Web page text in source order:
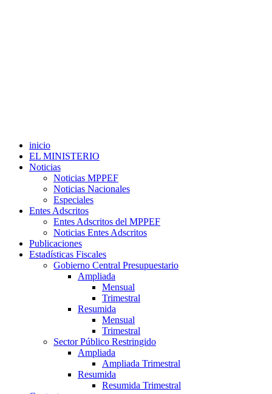
inicio
EL MINISTERIO
Noticias
Noticias MPPEF
Noticias Nacionales
Especiales
Entes Adscritos
Entes Adscritos del MPPEF
Noticias Entes Adscritos
Publicaciones
Estadísticas Fiscales
Gobierno Central Presupuestario
Ampliada
Mensual
Trimestral
Resumida
Mensual
Trimestral
Sector Público Restringido
Ampliada
Ampliada Trimestral
Resumida
Resumida Trimestral